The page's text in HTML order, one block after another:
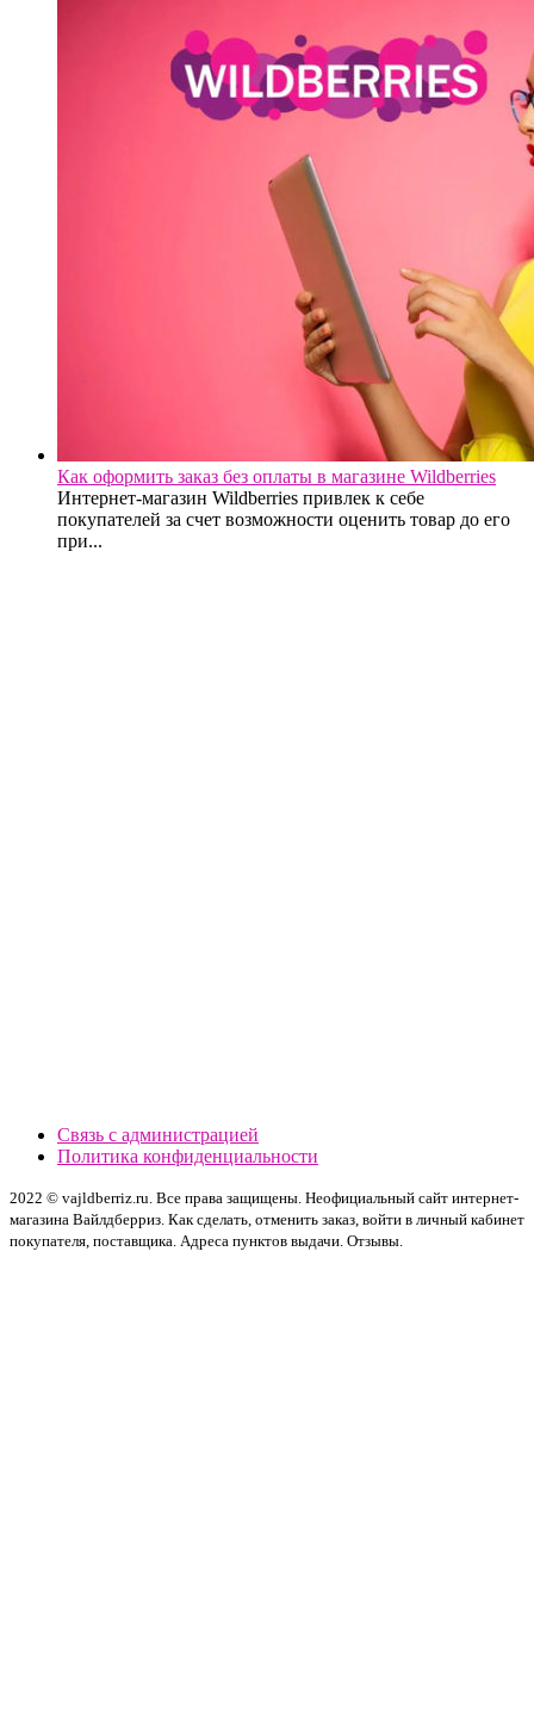
Как оформить заказ без оплаты в магазине Wildberries
Интернет-магазин Wildberries привлек к себе
покупателей за счет возможности оценить товар до его
при...
Связь с администрацией
Политика конфиденциальности
2022 © vajldberriz.ru. Все права защищены. Неофициальный сайт интернет-
магазина Вайлдберриз. Как сделать, отменить заказ, войти в личный кабинет
покупателя, поставщика. Адреса пунктов выдачи. Отзывы.